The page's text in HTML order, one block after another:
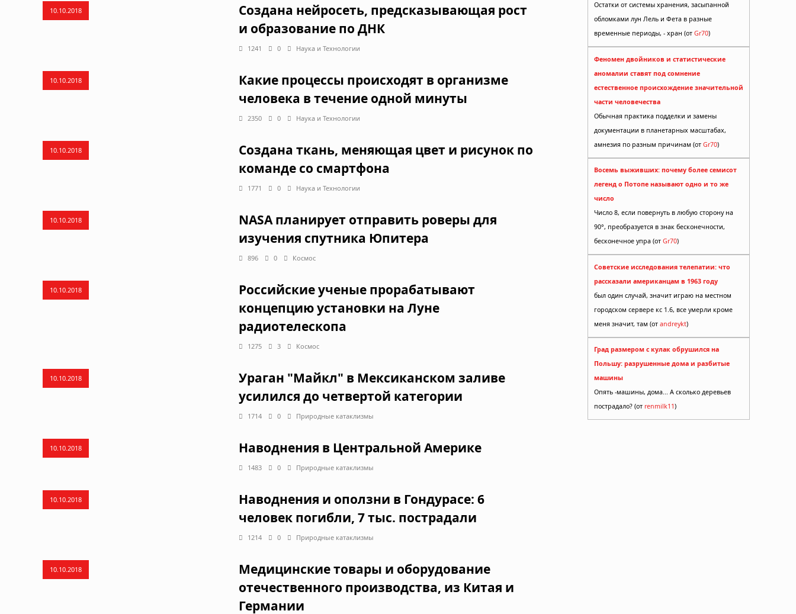
10.10.2018
Создана нейросеть, предсказывающая рост
и образование по ДНК
1241 0 Наука и Технологии
10.10.2018
Какие процессы происходят в организме
человека в течение одной минуты
2350 0 Наука и Технологии
10.10.2018
Создана ткань, меняющая цвет и рисунок по
команде со смартфона
1771 0 Наука и Технологии
10.10.2018
NASA планирует отправить роверы для
изучения спутника Юпитера
896 0 Космос
10.10.2018
Российские ученые прорабатывают
концепцию установки на Луне
радиотелескопа
1275 3 Космос
10.10.2018
Ураган "Майкл" в Мексиканском заливе
усилился до четвертой категории
1714 0 Природные катаклизмы
10.10.2018 Наводнения в Центральной Америке
1483 0 Природные катаклизмы
10.10.2018
Наводнения и оползни в Гондурасе: 6
человек погибли, 7 тыс. пострадали
1214 0 Природные катаклизмы
10.10.2018
Медицинские товары и оборудование
отечественного производства, из Китая и
Германии
Остатки от системы хранения, засыпанной
обломками лун Лель и Фета в разные
временные периоды, - хран (от Gr70)
Феномен двойников и статистические
аномалии ставят под сомнение
естественное происхождение значительной
части человечества
Обычная практика подделки и замены
документации в планетарных масштабах,
амнезия по разным причинам (от Gr70)
Восемь выживших: почему более семисот
легенд о Потопе называют одно и то же
число
Число 8, если повернуть в любую сторону на
90°, преобразуется в знак бесконечности,
бесконечное упра (от Gr70)
Советские исследования телепатии: что
рассказали американцам в 1963 году
был один случай, значит играю на местном
городском сервере кс 1.6, все умерли кроме
меня значит, там (от andreykt)
Град размером с кулак обрушился на
Польшу: разрушенные дома и разбитые
машины
Опять -машины, дома... А сколько деревьев
пострадало? (от renmilk11)